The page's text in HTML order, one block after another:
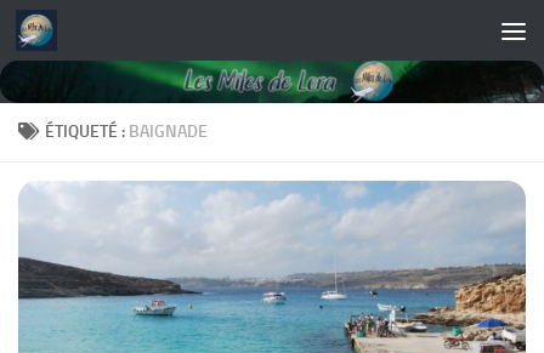
Skip to content
ÉTIQUETÉ : BAIGNADE